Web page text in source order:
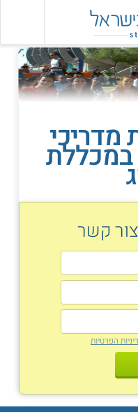
במכללת
קשר
הפרטיות